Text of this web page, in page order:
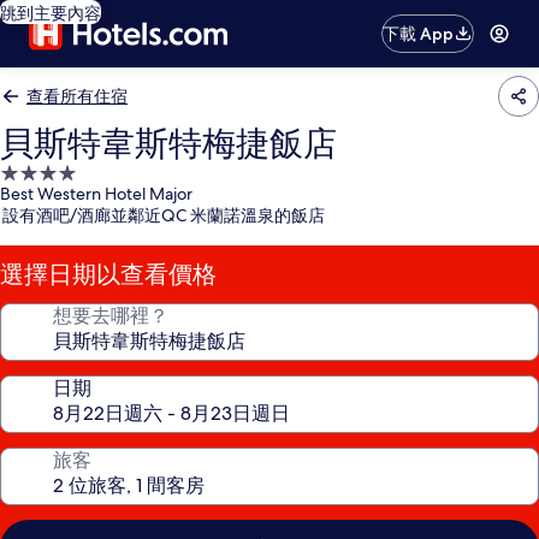
跳到主要內容
下載 App
查看所有住宿
貝斯特韋斯特梅捷飯店
4.0
星
級
住
宿
Best Western Hotel Major
設有酒吧/酒廊並鄰近QC 米蘭諾溫泉的飯店
選擇日期以查看價格
想要去哪裡？
日期
旅客